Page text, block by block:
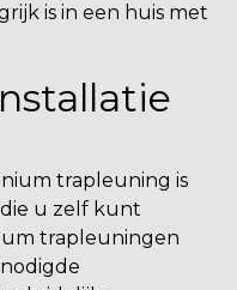
is in een huis met
trapleuning is
u zelf kunt
trapleuningen